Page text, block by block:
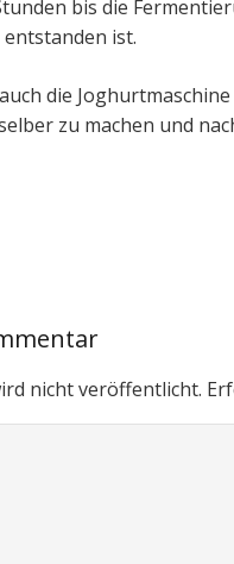
bis die
ist.
die
zu machen und
nicht veröffentlicht.